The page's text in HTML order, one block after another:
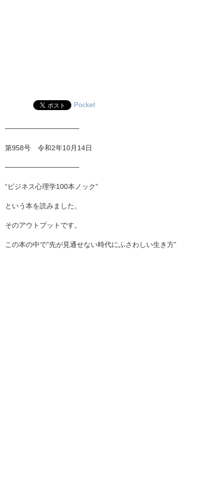
Pocket
───────────────
第958号 令和2年10月14日
───────────────
“ビジネス心理学100本ノック”
という本を読みました。
そのアウトプットです。
この本の中で”先が見通せない時代にふさわしい生き方”